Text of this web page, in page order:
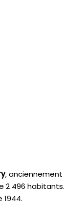
, anciennement
2 496